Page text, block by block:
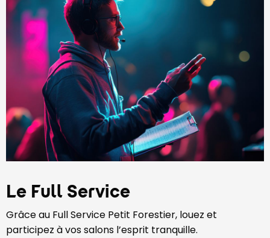
Le Full Service
Grâce au Full Service Petit Forestier, louez et
participez à vos salons l’esprit tranquille.